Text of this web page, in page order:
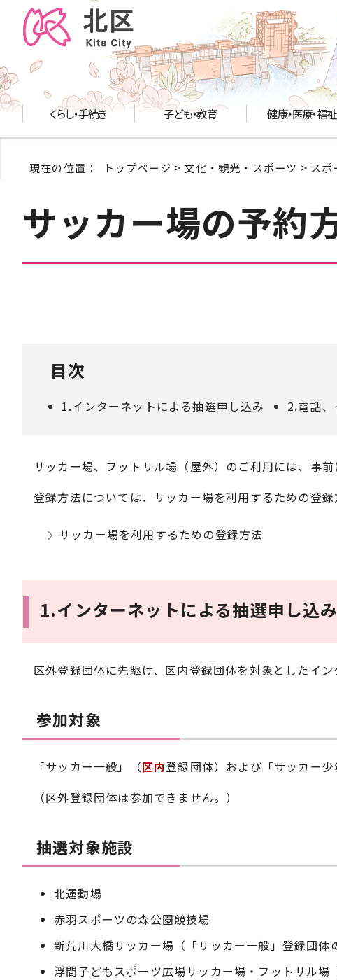
くらし・手続き 子ども・教育 健康・医療・福祉
現在の位置： トップページ >文化・観光・スポーツ > スポ
サッカー場の予約
目次
1.インターネットによる抽選申し込み 2.電話
サッカー場、フットサル場（屋外）のご利用には、事前
登録方法については、サッカー場を利用するための登録
サッカー場を利用するための登録方法
1.インターネットによる抽選申し込み
区外登録団体に先駆け、区内登録団体を対象としたイン
参加対象
「サッカー一般」（区内登録団体）および「サッカー
（区外登録団体は参加できません。）
抽選対象施設
北運動場
赤羽スポーツの森公園競技場
新荒川大橋サッカー場（「サッカー一般」登録団体
浮間子どもスポーツ広場サッカー場・フットサル場